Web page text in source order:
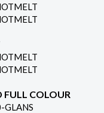
FULL COLOUR
GLANS